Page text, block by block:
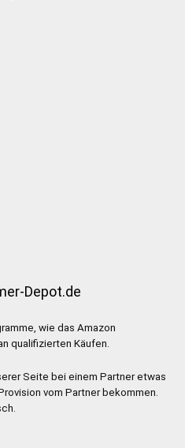
Depot.de
wie das Amazon
qualifizierten Käufen.
Seite bei einem Partner etwas
vom Partner bekommen.